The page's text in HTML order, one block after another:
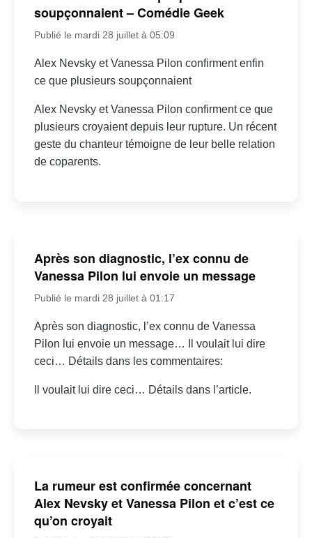
soupçonnaient – Comédie Geek
Publié le mardi 28 juillet à 05:09
Alex Nevsky et Vanessa Pilon confirment enfin
ce que plusieurs soupçonnaient
Alex Nevsky et Vanessa Pilon confirment ce que
plusieurs croyaient depuis leur rupture. Un récent
geste du chanteur témoigne de leur belle relation
de coparents.
Après son diagnostic, l’ex connu de
Vanessa Pilon lui envoie un message
Publié le mardi 28 juillet à 01:17
Après son diagnostic, l’ex connu de Vanessa
Pilon lui envoie un message… Il voulait lui dire
ceci… Détails dans les commentaires:
Il voulait lui dire ceci… Détails dans l’article.
La rumeur est confirmée concernant
Alex Nevsky et Vanessa Pilon et c’est ce
qu’on croyait